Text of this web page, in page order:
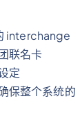
interchange
联名卡
定
保整个系统的